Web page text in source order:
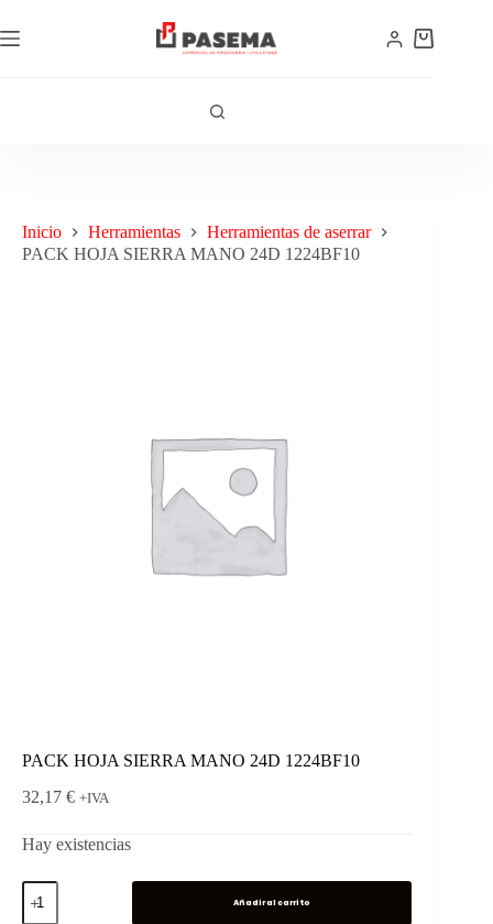
Inicio Herramientas
Herramientas de aserrar
PACK HOJA SIERRA MANO 24D 1224BF10
PACK HOJA SIERRA MANO 24D 1224BF10
32,17 € +IVA
Hay existencias
Añadir al carrito